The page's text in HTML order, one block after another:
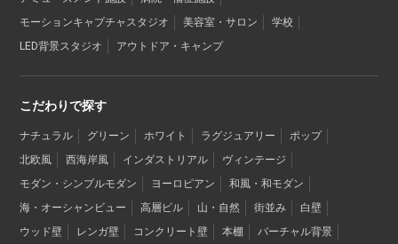
モーションキャプチャスタジオ
美容室・サロン
学校
LED背景スタジオ
アウトドア・キャンプ
こだわりで探す
ナチュラル グリーン ホワイト ラグジュアリー
ポップ
北欧風
西海岸風 インダストリアル
ヴィンテージ
モダン・シンプルモダン
ヨーロピアン
和風・和モダン
海・オーシャンビュー
高層ビル 山・自然 街並み
白壁
ウッド壁
レンガ壁 コンクリート壁 本棚
バーチャル背景